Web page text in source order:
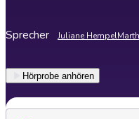
Sprecher Juliane Hempel
Hörprobe anhören